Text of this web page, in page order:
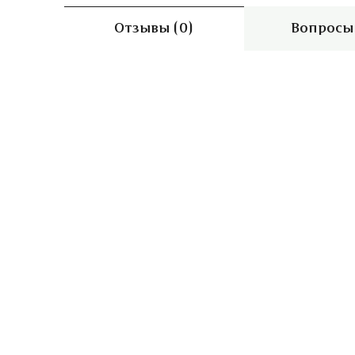
Отзывы (0)